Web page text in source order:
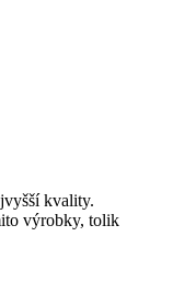
kvality.
výrobky, tolik